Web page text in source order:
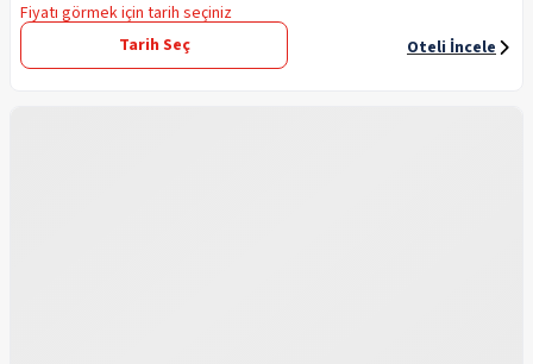
Fiyatı görmek için tarih seçiniz
Tarih Seç
Oteli İncele